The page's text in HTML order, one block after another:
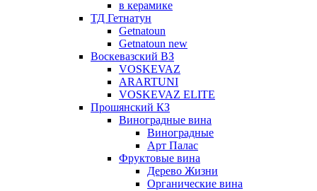
в керамике
ТД Гетнатун
Getnatoun
Getnatoun new
Воскевазский ВЗ
VOSKEVAZ
ARARTUNI
VOSKEVAZ ELITE
Прошянский КЗ
Виноградные вина
Виноградные
Арт Палас
Фруктовые вина
Дерево Жизни
Органические вина